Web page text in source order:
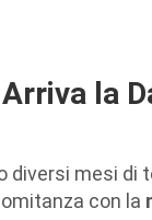
la
diversi mesi di
con la